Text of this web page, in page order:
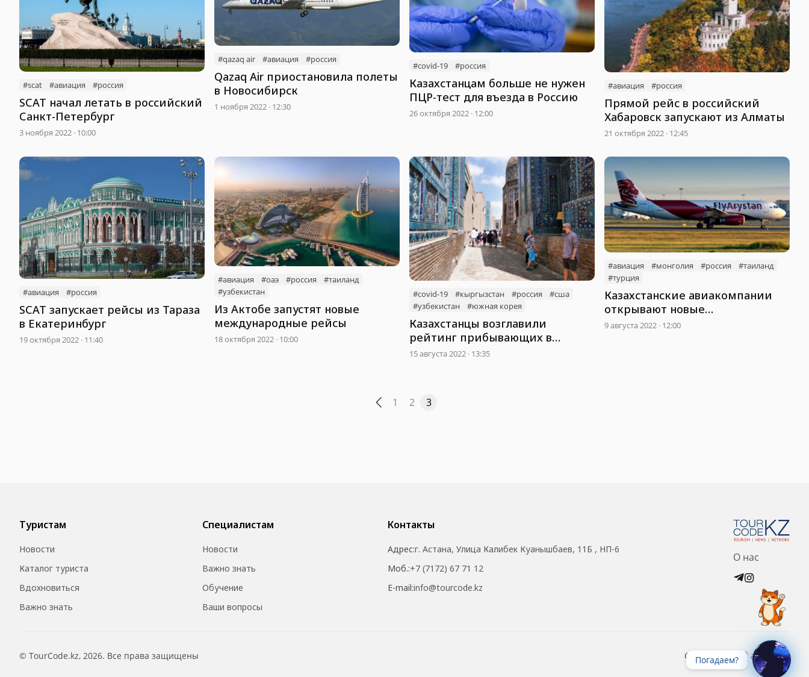
#scat #авиация #россия
SCAT начал летать в российский
Санкт-Петербург
3 ноября 2022 · 10:00
#qazaq air #авиация #россия
Qazaq Air приостановила полеты
в Новосибирск
1 ноября 2022 · 12:30
#covid-19 #россия
Казахстанцам больше не нужен
ПЦР-тест для въезда в Россию
26 октября 2022 · 12:00
#авиация #россия
Прямой рейс в российский
Хабаровск запускают из Алматы
21 октября 2022 · 12:45
#авиация #россия
SCAT запускает рейсы из Тараза
в Екатеринбург
19 октября 2022 · 11:40
#авиация #оаэ #россия
#таиланд
#узбекистан
Из Актобе запустят новые
международные рейсы
18 октября 2022 · 10:00
#covid-19 #кыргызстан #россия
#сша
#узбекистан
#южная корея
Казахстанцы возглавили
рейтинг прибывающих в
Узбекистан туристов
15 августа 2022 · 13:35
#авиация #монголия #россия
#таиланд
#турция
Казахстанские авиакомпании
открывают новые
международные рейсы
9 августа 2022 · 12:00
1 2 3
Туристам
Новости
Каталог туриста
Вдохновиться
Важно знать
Специалистам
Новости
Важно знать
Обучение
Ваши вопросы
Контакты
Адрес:г. Астана, Улица Калибек Куанышбаев, 11Б , НП-6
Моб.:+7 (7172) 67 71 12
E-mail:info@tourcode.kz
О нас
© TourCode.kz, 2026. Все права защищены Created with at ZIZ Inc.
Погадаем?